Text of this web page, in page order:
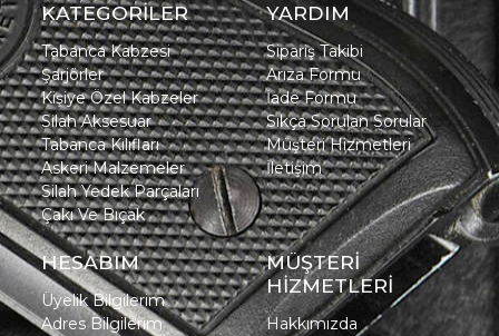
KATEGORİLER
Tabanca Kabzesi
Şarjörler
Kişiye Özel Kabzeler
Silah Aksesuar
Tabanca Kılıfları
Askeri Malzemeler
Silah Yedek Parçaları
Çakı Ve Bıçak
YARDIM
Sipariş Takibi
Arıza Formu
İade Formu
Sıkça Sorulan Sorular
Müşteri Hizmetleri
İletişim
HESABIM
Üyelik Bilgilerim
Adres Bilgilerim
MÜŞTERİ
HİZMETLERİ
Hakkımızda